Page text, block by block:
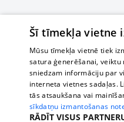
Šī tīmekļa vietne
Mūsu tīmekļa vietnē tiek
satura ģenerēšanai,
sniedzam informāciju par
interneta vietnes sadaļas.
tās atsaukšana vai
sīkdatņu izmantošanas
RĀDĪT VISUS